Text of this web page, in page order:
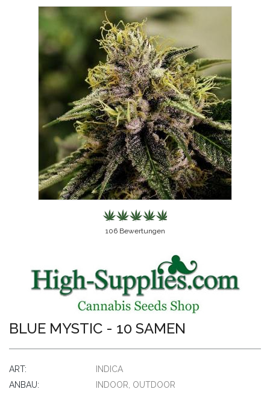
106Bewertungen
BLUE MYSTIC - 10 SAMEN
ART:
INDICA
ANBAU:
INDOOR, OUTDOOR